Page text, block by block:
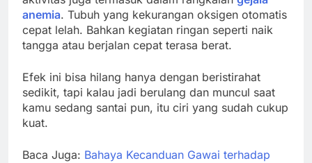
anemia. Tubuh yang kekurangan oksigen otomatis
cepat lelah. Bahkan kegiatan ringan seperti naik
tangga atau berjalan cepat terasa berat.
Efek ini bisa hilang hanya dengan beristirahat
sedikit, tapi kalau jadi berulang dan muncul saat
kamu sedang santai pun, itu ciri yang sudah cukup
kuat.
Baca Juga: Bahaya Kecanduan Gawai terhadap